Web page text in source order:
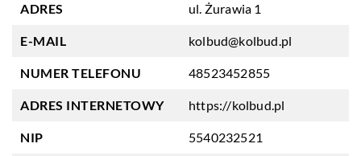
ADRES ul. Żurawia 1
E-MAIL kolbud@kolbud.pl
NUMER TELEFONU 48523452855
ADRES INTERNETOWY https://kolbud.pl
NIP 5540232521